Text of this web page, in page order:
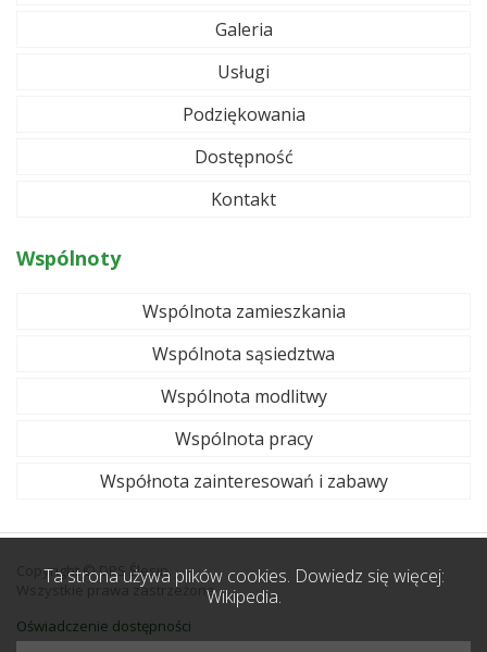
Galeria
Usługi
Podziękowania
Dostępność
Kontakt
Wspólnoty
Wspólnota zamieszkania
Wspólnota sąsiedztwa
Wspólnota modlitwy
Wspólnota pracy
Współnota zainteresowań i zabawy
Copyright © DPS Ślesin.
Wszystkie prawa zastrzeżone
Oświadczenie dostępności
Ta strona używa plików cookies. Dowiedz się więcej:
Wikipedia.